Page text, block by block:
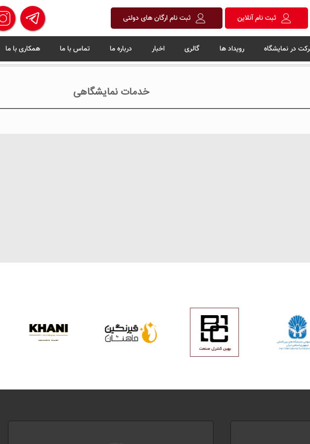
ثبت نام آنلاین ثبت نام ارگان های دولتی
در نمایشگاه رویداد ها گالری اخبار درباره ما تماس با ما همکاری با ما
خدمات نمایشگاهی